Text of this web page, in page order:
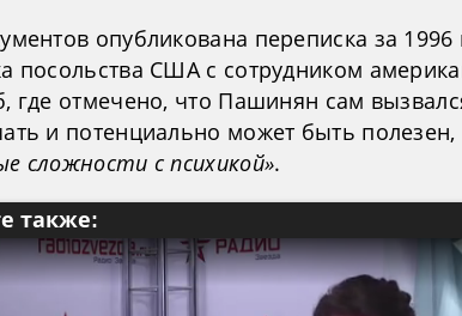
опубликована переписка за 1996
посольства США с сотрудником
где отмечено, что Пашинян сам
и потенциально может быть
сложности с психикой».
также: